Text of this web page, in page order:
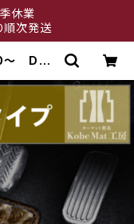
休業
順次発送
〜 DM
ト工房